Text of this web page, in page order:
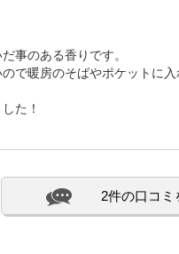
事のある香りです。
で暖房のそばやポケットに
た！
2件の口コミ